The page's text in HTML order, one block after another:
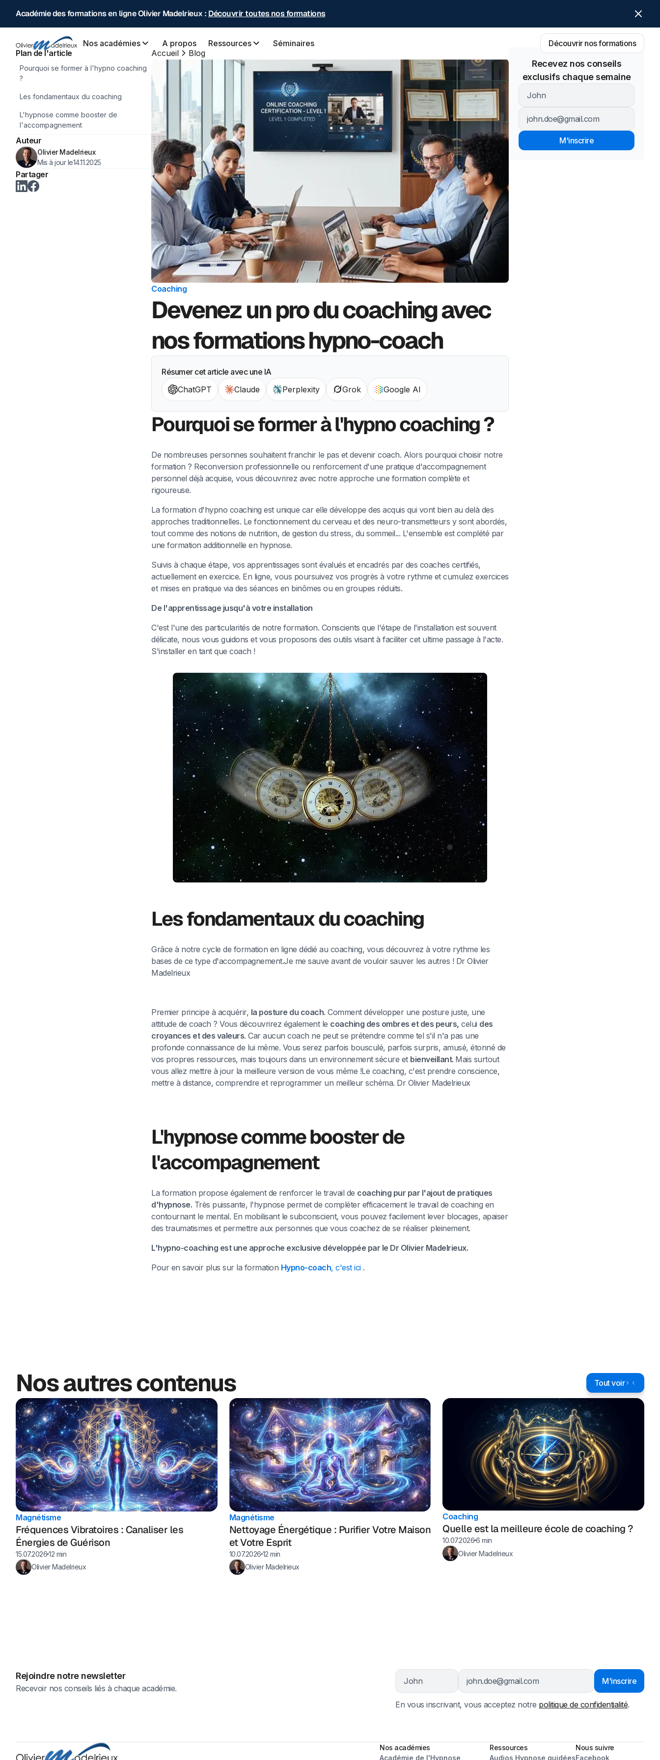
Académie des formations en ligne Olivier Madelrieux : Découvrir toutes nos formations
Nos académies A propos Ressources Séminaires
Découvrir nos formations
Plan de l'article
Pourquoi se former à l'hypno coaching
?
Les fondamentaux du coaching
L'hypnose comme booster de
l'accompagnement
Auteur
Olivier Madelrieux
Mis à jour le14.11.2025
Partager
Accueil Blog
Coaching
Devenez un pro du coaching avec
nos formations hypno-coach
Résumer cet article avec une IA
ChatGPT
Claude Perplexity Grok Google AI
Pourquoi se former à l'hypno coaching ?
De nombreuses personnes souhaitent franchir le pas et devenir coach. Alors pourquoi choisir notre
formation ? Reconversion professionnelle ou renforcement d'une pratique d'accompagnement
personnel déjà acquise, vous découvrirez avec notre approche une formation complète et
rigoureuse.
La formation d'hypno coaching est unique car elle développe des acquis qui vont bien au delà des
approches traditionnelles. Le fonctionnement du cerveau et des neuro-transmetteurs y sont abordés,
tout comme des notions de nutrition, de gestion du stress, du sommeil... L'ensemble est complété par
une formation additionnelle en hypnose.
Suivis à chaque étape, vos apprentissages sont évalués et encadrés par des coaches certifiés,
actuellement en exercice. En ligne, vous poursuivez vos progrès à votre rythme et cumulez exercices
et mises en pratique via des séances en binômes ou en groupes réduits.
De l'apprentissage jusqu'à votre installation
C'est l'une des particularités de notre formation. Conscients que l'étape de l'installation est souvent
délicate, nous vous guidons et vous proposons des outils visant à faciliter cet ultime passage à l'acte.
S'installer en tant que coach !
Les fondamentaux du coaching
Grâce à notre cycle de formation en ligne dédié au coaching, vous découvrez à votre rythme les
bases de ce type d'accompagnement.Je me sauve avant de vouloir sauver les autres ! Dr Olivier
Madelrieux
Premier principe à acquérir, la posture du coach. Comment développer une posture juste, une
attitude de coach ? Vous découvrirez également le coaching des ombres et des peurs, celui des
croyances et des valeurs. Car aucun coach ne peut se prétendre comme tel s'il n'a pas une
profonde connaissance de lui même. Vous serez parfois bousculé, parfois surpris, amusé, étonné de
vos propres ressources, mais toujours dans un environnement sécure et bienveillant. Mais surtout
vous allez mettre à jour la meilleure version de vous même !Le coaching, c'est prendre conscience,
mettre à distance, comprendre et reprogrammer un meilleur schéma. Dr Olivier Madelrieux
L'hypnose comme booster de
l'accompagnement
La formation propose également de renforcer le travail de coaching pur par l'ajout de pratiques
d'hypnose. Très puissante, l'hypnose permet de compléter efficacement le travail de coaching en
contournant le mental. En mobilisant le subconscient, vous pouvez facilement lever blocages, apaiser
des traumatismes et permettre aux personnes que vous coachez de se réaliser pleinement.
L'hypno-coaching est une approche exclusive développée par le Dr Olivier Madelrieux.
Pour en savoir plus sur la formation Hypno-coach, c'est ici.
Recevez nos conseils
exclusifs chaque semaine
Nos autres contenus Tout voir
Magnétisme
Fréquences Vibratoires : Canaliser les
Énergies de Guérison
15.07.202612 min
Olivier Madelrieux
Magnétisme
Nettoyage Énergétique : Purifier Votre Maison
et Votre Esprit
10.07.2026 12 min
Olivier Madelrieux
Coaching
Quelle est la meilleure école de coaching ?
10.07.20266 min
Olivier Madelrieux
Rejoindre notre newsletter
Recevoir nos conseils liés à chaque académie.
En vous inscrivant, vous acceptez notre politique de confidentialité.
Nos académies
Académie de l'Hypnose
Ressources
Audios Hypnose guidées
Nous suivre
Facebook